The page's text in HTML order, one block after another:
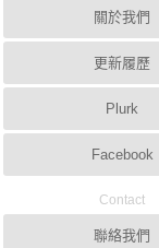
關於我們
更新履歷
Plurk
Facebook
Contact
聯絡我們